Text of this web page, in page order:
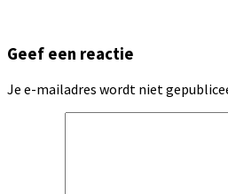
Geef een reactie
Je e-mailadres wordt niet